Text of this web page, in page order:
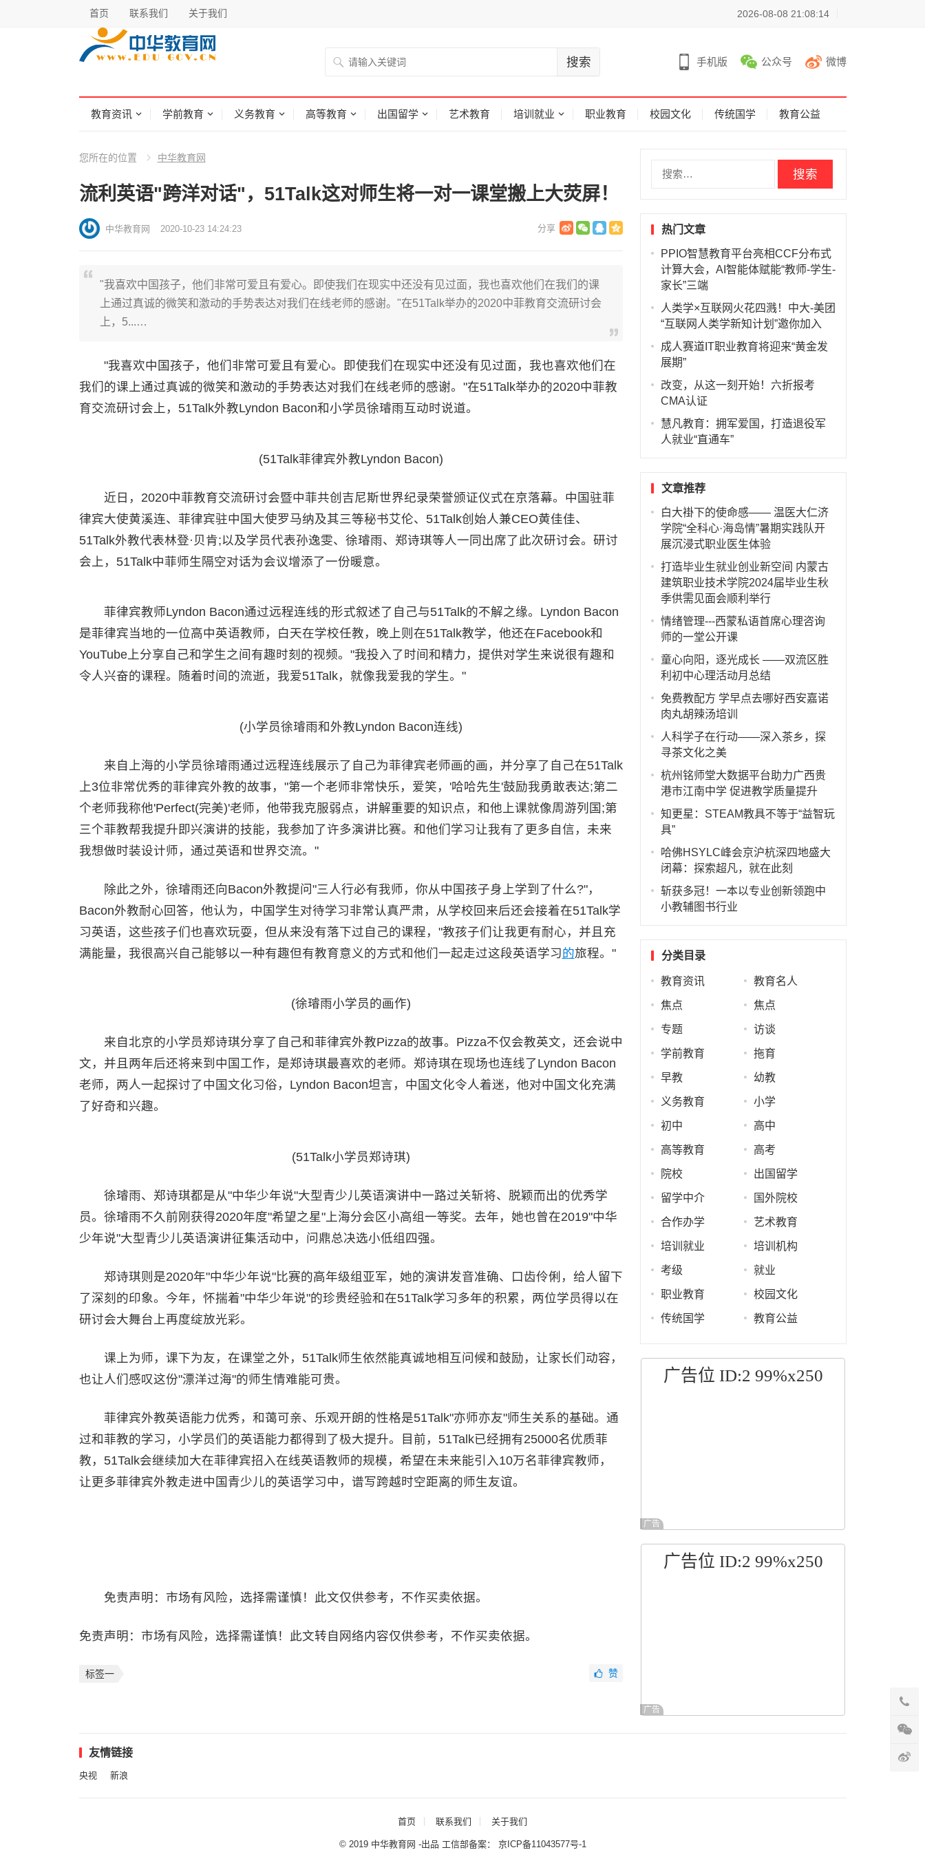
首页 联系我们 关于我们 2026-08-08 21:08:14
手机版 公众号 微博
教育资讯 学前教育 义务教育 高等教育 出国留学 艺术教育 培训就业 职业教育 校园文化 传统国学 教育公益
您所在的位置 中华教育网
流利英语"跨洋对话"，51Talk这对师生将一对一课堂搬上大荧屏！
中华教育网 2020-10-23 14:24:23
"我喜欢中国孩子，他们非常可爱且有爱心。即使我们在现实中还没有见过面，我也喜欢他们在我们的课
上通过真诚的微笑和激动的手势表达对我们在线老师的感谢。"在51Talk举办的2020中菲教育交流研讨会
上，5...…
"我喜欢中国孩子，他们非常可爱且有爱心。即使我们在现实中还没有见过面，我也喜欢他们在
我们的课上通过真诚的微笑和激动的手势表达对我们在线老师的感谢。"在51Talk举办的2020中菲教
育交流研讨会上，51Talk外教Lyndon Bacon和小学员徐璿雨互动时说道。
(51Talk菲律宾外教Lyndon Bacon)
近日，2020中菲教育交流研讨会暨中菲共创吉尼斯世界纪录荣誉颁证仪式在京落幕。中国驻菲
律宾大使黄溪连、菲律宾驻中国大使罗马纳及其三等秘书艾伦、51Talk创始人兼CEO黄佳佳、
51Talk外教代表林登·贝肯;以及学员代表孙逸雯、徐璿雨、郑诗琪等人一同出席了此次研讨会。研讨
会上，51Talk中菲师生隔空对话为会议增添了一份暖意。
菲律宾教师Lyndon Bacon通过远程连线的形式叙述了自己与51Talk的不解之缘。Lyndon Bacon
是菲律宾当地的一位高中英语教师，白天在学校任教，晚上则在51Talk教学，他还在Facebook和
YouTube上分享自己和学生之间有趣时刻的视频。"我投入了时间和精力，提供对学生来说很有趣和
令人兴奋的课程。随着时间的流逝，我爱51Talk，就像我爱我的学生。"
(小学员徐璿雨和外教Lyndon Bacon连线)
来自上海的小学员徐璿雨通过远程连线展示了自己为菲律宾老师画的画，并分享了自己在51Talk
上3位非常优秀的菲律宾外教的故事，"第一个老师非常快乐，爱笑，'哈哈先生'鼓励我勇敢表达;第二
个老师我称他'Perfect(完美)'老师，他带我克服弱点，讲解重要的知识点，和他上课就像周游列国;第
三个菲教帮我提升即兴演讲的技能，我参加了许多演讲比赛。和他们学习让我有了更多自信，未来
我想做时装设计师，通过英语和世界交流。"
除此之外，徐璿雨还向Bacon外教提问"三人行必有我师，你从中国孩子身上学到了什么?"，
Bacon外教耐心回答，他认为，中国学生对待学习非常认真严肃，从学校回来后还会接着在51Talk学
习英语，这些孩子们也喜欢玩耍，但从来没有落下过自己的课程，"教孩子们让我更有耐心，并且充
满能量，我很高兴自己能够以一种有趣但有教育意义的方式和他们一起走过这段英语学习的旅程。"
(徐璿雨小学员的画作)
来自北京的小学员郑诗琪分享了自己和菲律宾外教Pizza的故事。Pizza不仅会教英文，还会说中
文，并且两年后还将来到中国工作，是郑诗琪最喜欢的老师。郑诗琪在现场也连线了Lyndon Bacon
老师，两人一起探讨了中国文化习俗，Lyndon Bacon坦言，中国文化令人着迷，他对中国文化充满
了好奇和兴趣。
(51Talk小学员郑诗琪)
徐璿雨、郑诗琪都是从"中华少年说"大型青少儿英语演讲中一路过关斩将、脱颖而出的优秀学
员。徐璿雨不久前刚获得2020年度"希望之星"上海分会区小高组一等奖。去年，她也曾在2019"中华
少年说"大型青少儿英语演讲征集活动中，问鼎总决选小低组四强。
郑诗琪则是2020年"中华少年说"比赛的高年级组亚军，她的演讲发音准确、口齿伶俐，给人留下
了深刻的印象。今年，怀揣着"中华少年说"的珍贵经验和在51Talk学习多年的积累，两位学员得以在
研讨会大舞台上再度绽放光彩。
课上为师，课下为友，在课堂之外，51Talk师生依然能真诚地相互问候和鼓励，让家长们动容，
也让人们感叹这份"漂洋过海"的师生情难能可贵。
菲律宾外教英语能力优秀，和蔼可亲、乐观开朗的性格是51Talk"亦师亦友"师生关系的基础。通
过和菲教的学习，小学员们的英语能力都得到了极大提升。目前，51Talk已经拥有25000名优质菲
教，51Talk会继续加大在菲律宾招入在线英语教师的规模，希望在未来能引入10万名菲律宾教师，
让更多菲律宾外教走进中国青少儿的英语学习中，谱写跨越时空距离的师生友谊。
免责声明：市场有风险，选择需谨慎！此文仅供参考，不作买卖依据。
免责声明：市场有风险，选择需谨慎！此文转自网络内容仅供参考，不作买卖依据。
标签一 赞
热门文章
PPIO智慧教育平台亮相CCF分布式
计算大会，AI智能体赋能“教师-学生-
家长”三端
人类学×互联网火花四溅！中大-美团
“互联网人类学新知计划”邀你加入
成人赛道IT职业教育将迎来“黄金发
展期”
改变，从这一刻开始！六折报考
CMA认证
慧凡教育：拥军爱国，打造退役军
人就业“直通车”
文章推荐
白大褂下的使命感—— 温医大仁济
学院“全科心·海岛情”暑期实践队开
展沉浸式职业医生体验
打造毕业生就业创业新空间 内蒙古
建筑职业技术学院2024届毕业生秋
季供需见面会顺利举行
情绪管理---西蒙私语首席心理咨询
师的一堂公开课
童心向阳，逐光成长 ——双流区胜
利初中心理活动月总结
免费教配方 学早点去哪好西安嘉诺
肉丸胡辣汤培训
人科学子在行动——深入茶乡，探
寻茶文化之美
杭州铭师堂大数据平台助力广西贵
港市江南中学 促进教学质量提升
知更星：STEAM教具不等于“益智玩
具”
哈佛HSYLC峰会京沪杭深四地盛大
闭幕：探索超凡，就在此刻
斩获多冠！一本以专业创新领跑中
小教辅图书行业
分类目录
教育资讯 教育名人
焦点 焦点
专题 访谈
学前教育 拖育
早教 幼教
义务教育 小学
初中 高中
高等教育 高考
院校 出国留学
留学中介 国外院校
合作办学 艺术教育
培训就业 培训机构
考级 就业
职业教育 校园文化
传统国学 教育公益
广告位 ID:2 99%x250
广告
广告位 ID:2 99%x250
广告
友情链接
央视 新浪
首页 联系我们 关于我们
© 2019 中华教育网 -出品 工信部备案： 京ICP备11043577号-1